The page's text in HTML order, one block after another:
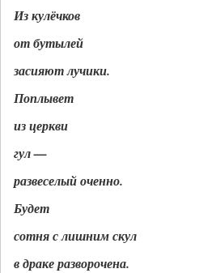
Из кулёчков
от бутылей
засияют лучики.
Поплывет
из церкви
гул —
развеселый оченно.
Будет
сотня с лишним скул
в драке разворочена.